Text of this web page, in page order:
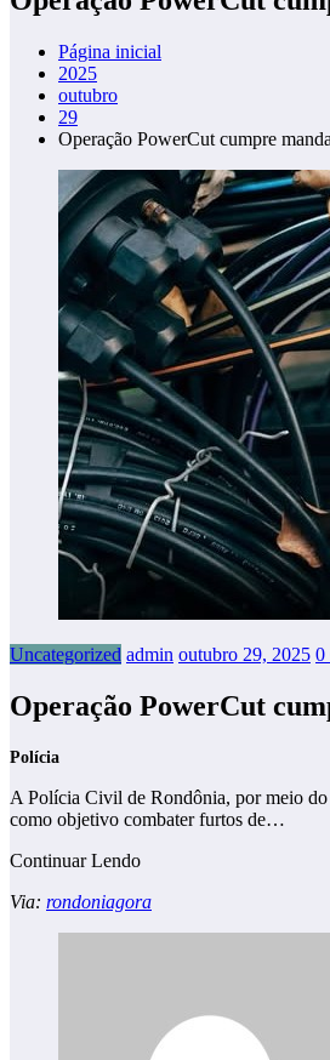
Página inicial
2025
outubro
29
Operação PowerCut cumpre
Uncategorized admin outubro 29, 2025 0
Operação PowerCut
Polícia
A Polícia Civil de Rondônia, por meio
como objetivo combater furtos de…
Continuar Lendo
Via: rondoniagora